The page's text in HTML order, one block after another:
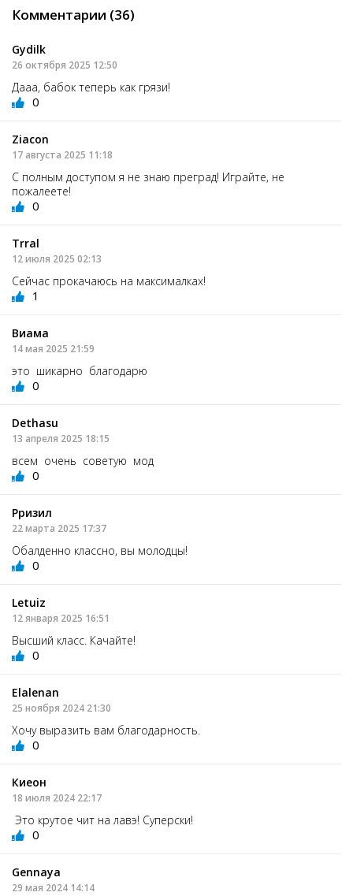
Комментарии (36)
Gydilk
26 октября 2025 12:50
Дааа, бабок теперь как грязи!
0
Ziacon
17 августа 2025 11:18
С полным доступом я не знаю преград! Играйте, не
пожалеете!
0
Trral
12 июля 2025 02:13
Сейчас прокачаюсь на максималках!
1
Виама
14 мая 2025 21:59
это шикарно благодарю
0
Dethasu
13 апреля 2025 18:15
всем очень советую мод
0
Рризил
22 марта 2025 17:37
Обалденно классно, вы молодцы!
0
Letuiz
12 января 2025 16:51
Высший класс. Качайте!
0
Elalenan
25 ноября 2024 21:30
Хочу выразить вам благодарность.
0
Киеон
18 июля 2024 22:17
Это крутое чит на лавэ! Суперски!
0
Gennaya
29 мая 2024 14:14